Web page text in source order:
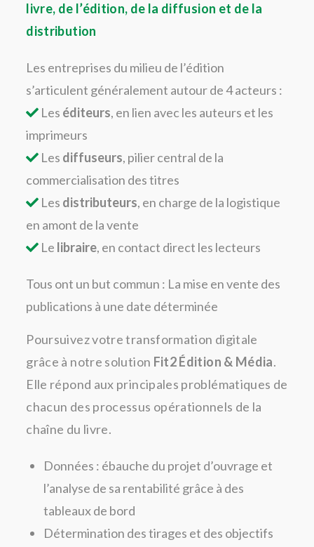
livre, de l’édition, de la diffusion et de la
distribution
Les entreprises du milieu de l’édition
s’articulent généralement autour de 4 acteurs :
Les éditeurs, en lien avec les auteurs et les
imprimeurs
Les diffuseurs, pilier central de la
commercialisation des titres
Les distributeurs, en charge de la logistique
en amont de la vente
Le libraire, en contact direct les lecteurs
Tous ont un but commun : La mise en vente des
publications à une date déterminée
Poursuivez votre transformation digitale
grâce à notre solution Fit2 Édition & Média.
Elle répond aux principales problématiques de
chacun des processus opérationnels de la
chaîne du livre.
Données : ébauche du projet d’ouvrage et
l’analyse de sa rentabilité grâce à des
tableaux de bord
Détermination des tirages et des objectifs